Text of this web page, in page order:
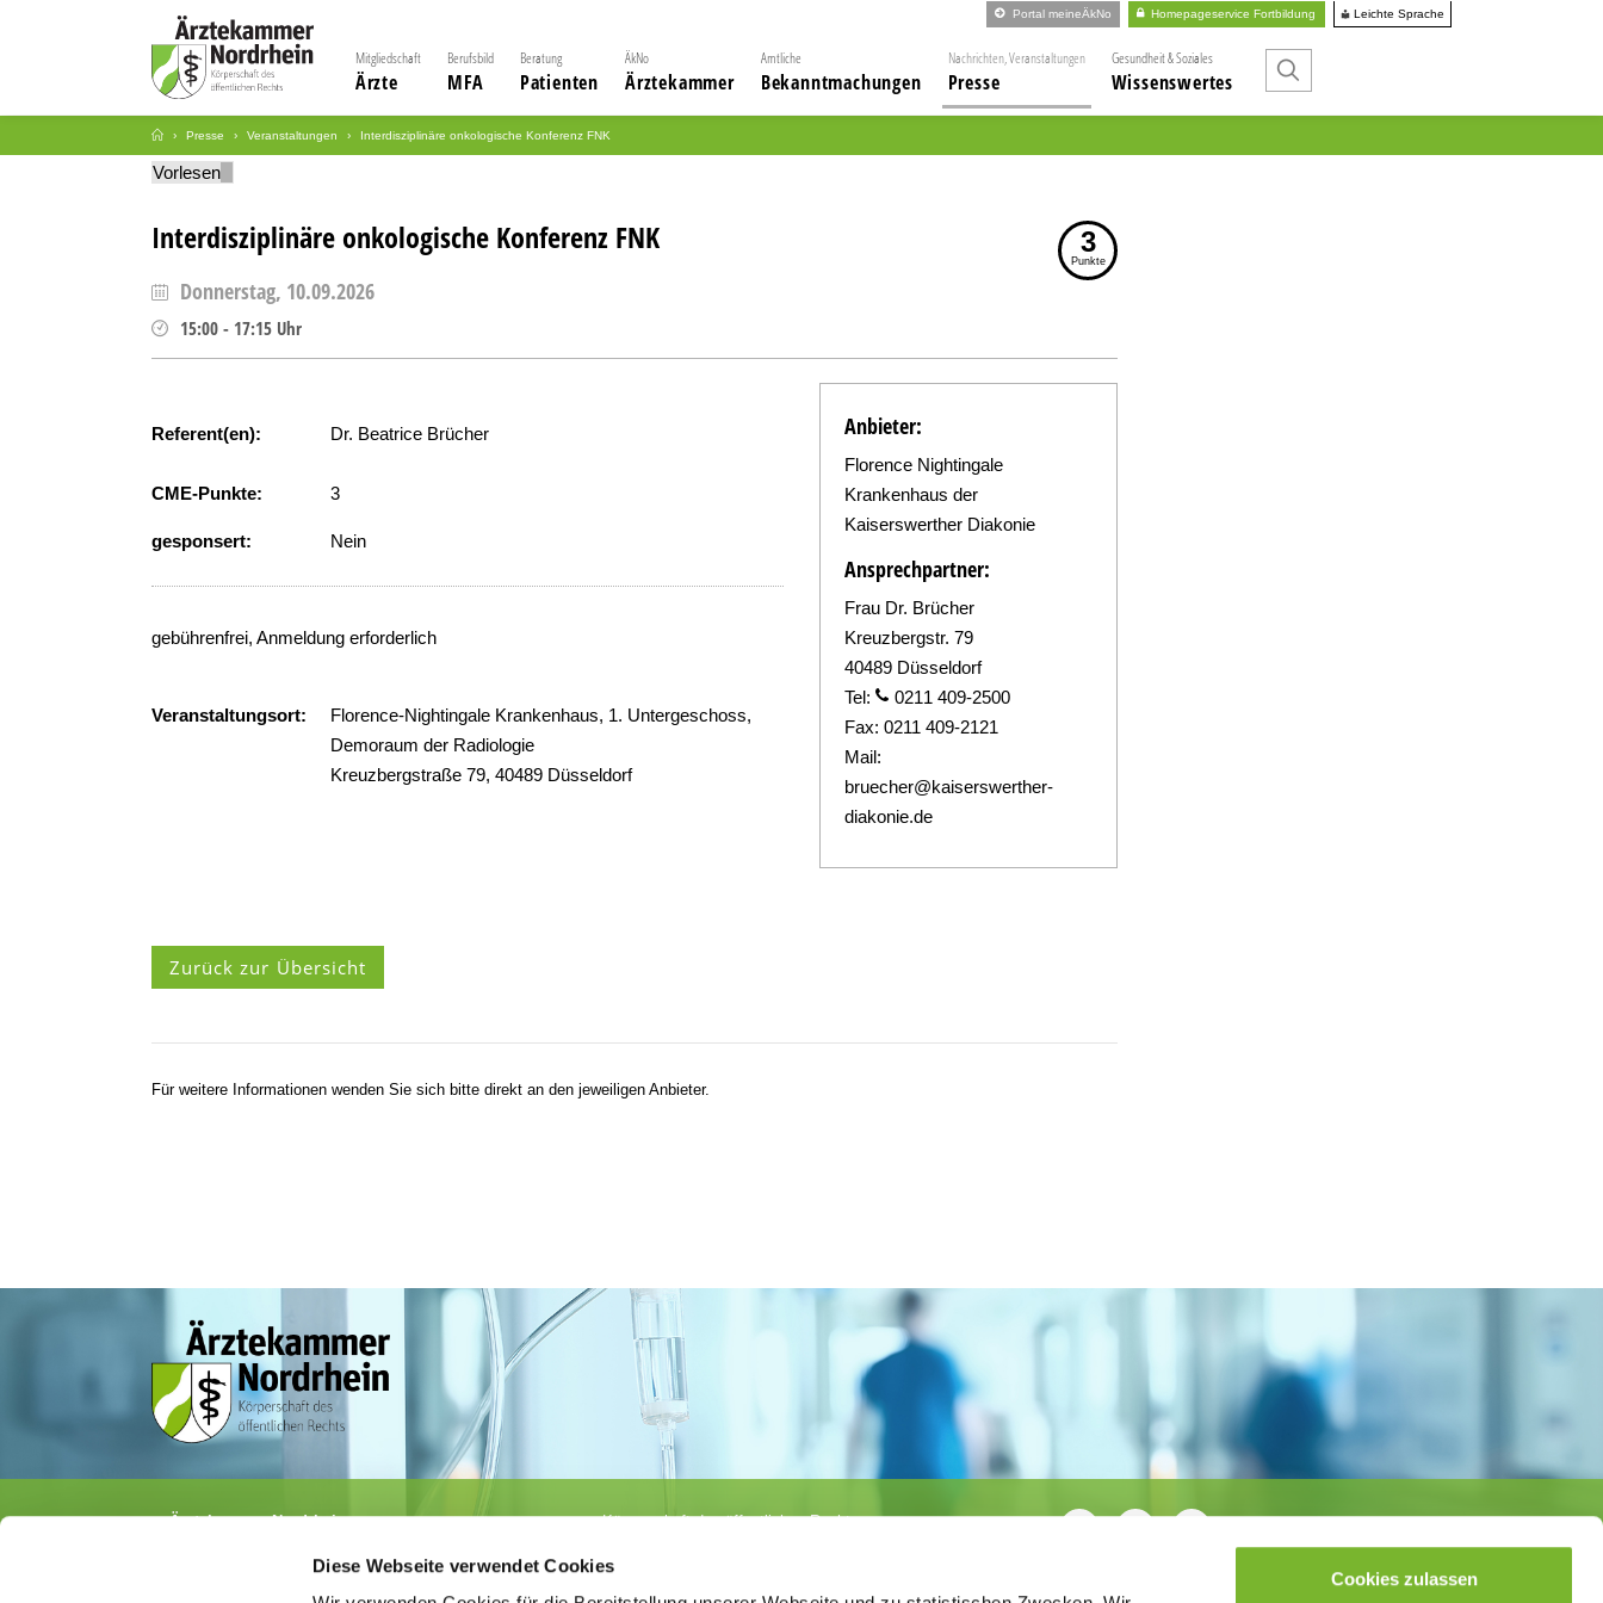
Diese Webseite verwendet Cookies
Cookies zulassen
Portal meineÄkNo Homepageservice Fortbildung Leichte Sprache
Mitgliedschaft
Ärzte
Berufsbild
MFA
Beratung
Patienten
ÄkNo
Ärztekammer
Amtliche
Bekanntmachungen
Nachrichten, Veranstaltungen
Presse
Gesundheit & Soziales
Wissenswertes
Presse Veranstaltungen Interdisziplinäre onkologische Konferenz FNK
Vorlesen
Interdisziplinäre onkologische Konferenz FNK 3
Punkte
Donnerstag, 10.09.2026
15:00 - 17:15 Uhr
Referent(en): Dr. Beatrice Brücher
CME-Punkte: 3
gesponsert: Nein
gebührenfrei, Anmeldung erforderlich
Veranstaltungsort:
Florence-Nightingale Krankenhaus, 1. Untergeschoss,
Demoraum der Radiologie
Kreuzbergstraße 79, 40489 Düsseldorf
Anbieter:
Florence Nightingale
Krankenhaus der
Kaiserswerther Diakonie
Ansprechpartner:
Frau Dr. Brücher
Kreuzbergstr. 79
40489 Düsseldorf
Tel:
0211 409-2500
Fax: 0211 409-2121
Mail:
bruecher@kaiserswerther-
diakonie.de
Zurück zur Übersicht
Für weitere Informationen wenden Sie sich bitte direkt an den jeweiligen Anbieter.
Ärztekammer Nordrhein
· Fax 0211 / 4302 2009
Körperschaft des öffentlichen Rechts